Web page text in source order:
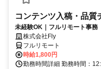
コンテンツ入稿・品質
未経験OK｜フルリモート事務
株式会社Fly
フルリモート
時給1,800円
勤務時間詳細 勤務時間：